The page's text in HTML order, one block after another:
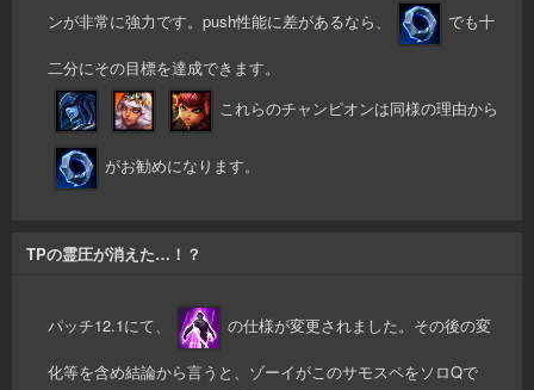
ンが非常に強力です。push性能に差があるなら、 でも十
二分にその目標を達成できます。
これらのチャンピオンは同様の理由から
がお勧めになります。
TPの霊圧が消えた…！？
パッチ12.1にて、 の仕様が変更されました。その後の変
化等を含め結論から言うと、ゾーイがこのサモスペをソロQで